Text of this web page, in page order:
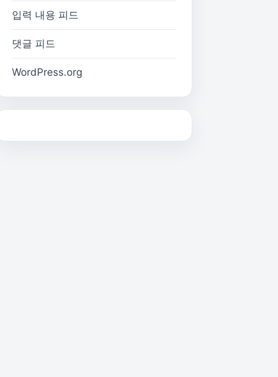
입력 내용 피드
댓글 피드
WordPress.org